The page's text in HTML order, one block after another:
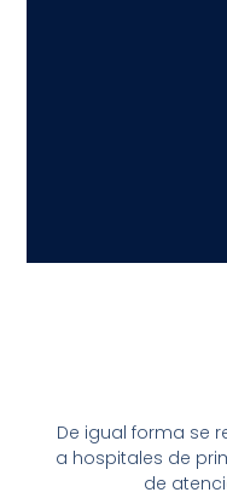
De igual forma se
a hospitales de
de